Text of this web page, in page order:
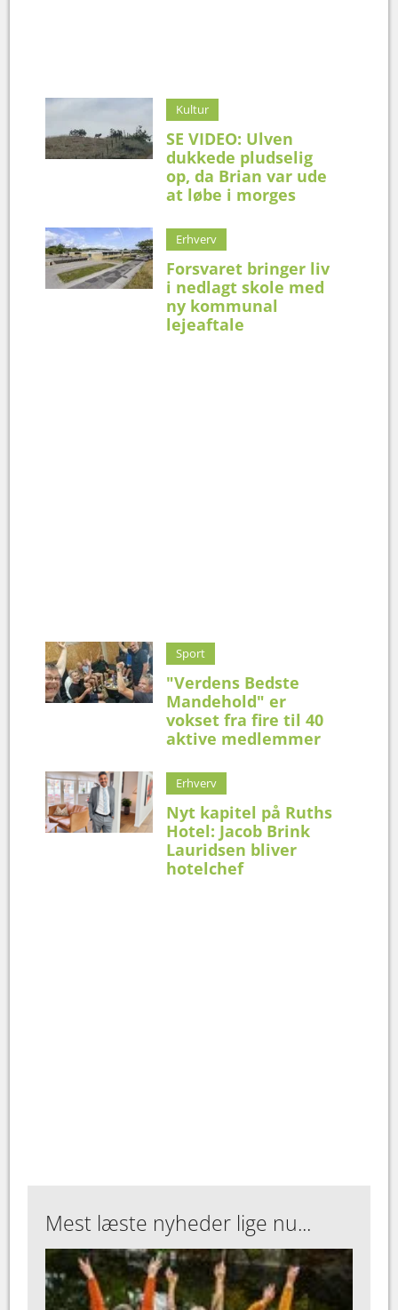
Kultur
SE VIDEO: Ulven
dukkede pludselig
op, da Brian var ude
at løbe i morges
Erhverv
Forsvaret bringer liv
i nedlagt skole med
ny kommunal
lejeaftale
Sport
"Verdens Bedste
Mandehold" er
vokset fra fire til 40
aktive medlemmer
Erhverv
Nyt kapitel på Ruths
Hotel: Jacob Brink
Lauridsen bliver
hotelchef
Mest læste nyheder lige nu...